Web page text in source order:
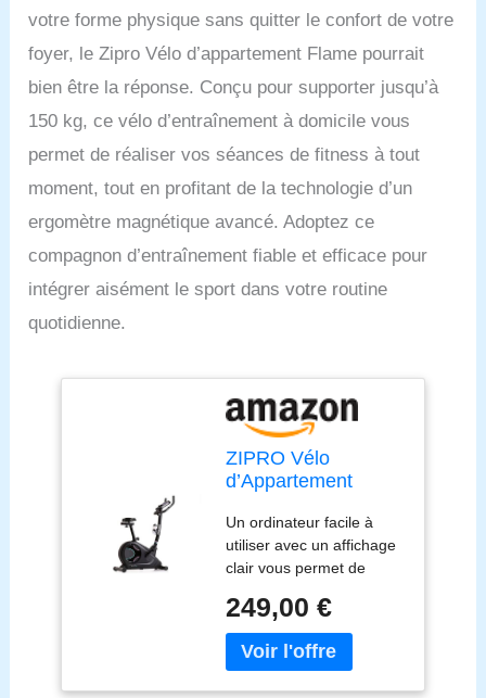
votre forme physique sans quitter le confort de votre
foyer, le Zipro Vélo d’appartement Flame pourrait
bien être la réponse. Conçu pour supporter jusqu’à
150 kg, ce vélo d’entraînement à domicile vous
permet de réaliser vos séances de fitness à tout
moment, tout en profitant de la technologie d’un
ergomètre magnétique avancé. Adoptez ce
compagnon d’entraînement fiable et efficace pour
intégrer aisément le sport dans votre routine
quotidienne.
ZIPRO Vélo
d’Appartement
d’Intérieur pour
Fitness et Sport à
Domicile, écran
LCD, Pulsomètre,
Niveaux de
Résistance,
application iConsole
+ Kinomap, USB,
Un ordinateur facile à
utiliser avec un affichage
clair vous permet de
approprié, puis de suivre
les progrès de
l'entraînement et les
249,00 €